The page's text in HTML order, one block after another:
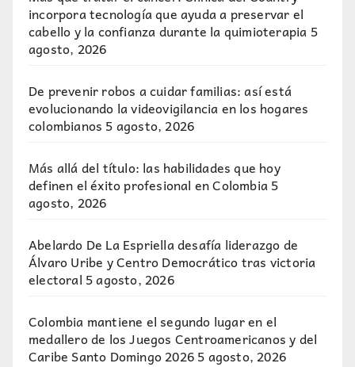
incorpora tecnología que ayuda a preservar el
cabello y la confianza durante la quimioterapia 5
agosto, 2026
De prevenir robos a cuidar familias: así está
evolucionando la videovigilancia en los hogares
colombianos 5 agosto, 2026
Más allá del título: las habilidades que hoy
definen el éxito profesional en Colombia5
agosto, 2026
Abelardo De La Espriella desafía liderazgo de
Álvaro Uribe y Centro Democrático tras victoria
electoral 5 agosto, 2026
Colombia mantiene el segundo lugar en el
medallero de los Juegos Centroamericanos y del
Caribe Santo Domingo 20265 agosto, 2026